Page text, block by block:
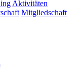
Aktivitäten
Mitgliedschaft